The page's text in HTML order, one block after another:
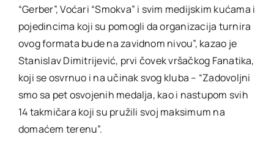
“Gerber”, Voćari “Smokva” i svim medijskim kućama i
pojedincima koji su pomogli da organizacija turnira
ovog formata bude na zavidnom nivou”, kazao je
Stanislav Dimitrijević, prvi čovek vršačkog Fanatika,
koji se osvrnuo i na učinak svog kluba – “Zadovoljni
smo sa pet osvojenih medalja, kao i nastupom svih
14 takmičara koji su pružili svoj maksimum na
domaćem terenu”.